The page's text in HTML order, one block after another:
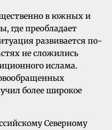
в южных и
где преобладает
развивается по-
не сложились
ислама.
более широкое
Северному